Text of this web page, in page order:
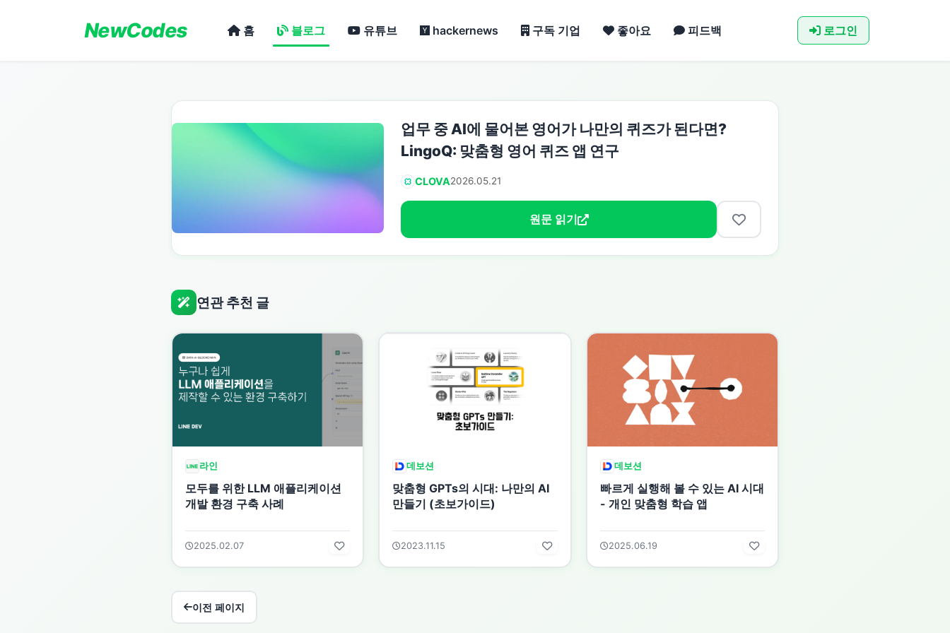
NewCodes 홈 블로그 유튜브 hackernews 구독 기업 좋아요 피드백 로그인
업무 중 AI에 물어본 영어가 나만의 퀴즈가 된다면?
LingoQ: 맞춤형 영어 퀴즈 앱 연구
CLOVA2026.05.21
원문 읽기
연관 추천 글
라인
모두를 위한 LLM 애플리케이션
개발 환경 구축 사례
2025.02.07
데보션
맞춤형 GPTs의 시대: 나만의 AI
만들기 (초보가이드)
2023.11.15
데보션
빠르게 실행해 볼 수 있는 AI 시대
- 개인 맞춤형 학습 앱
2025.06.19
이전 페이지